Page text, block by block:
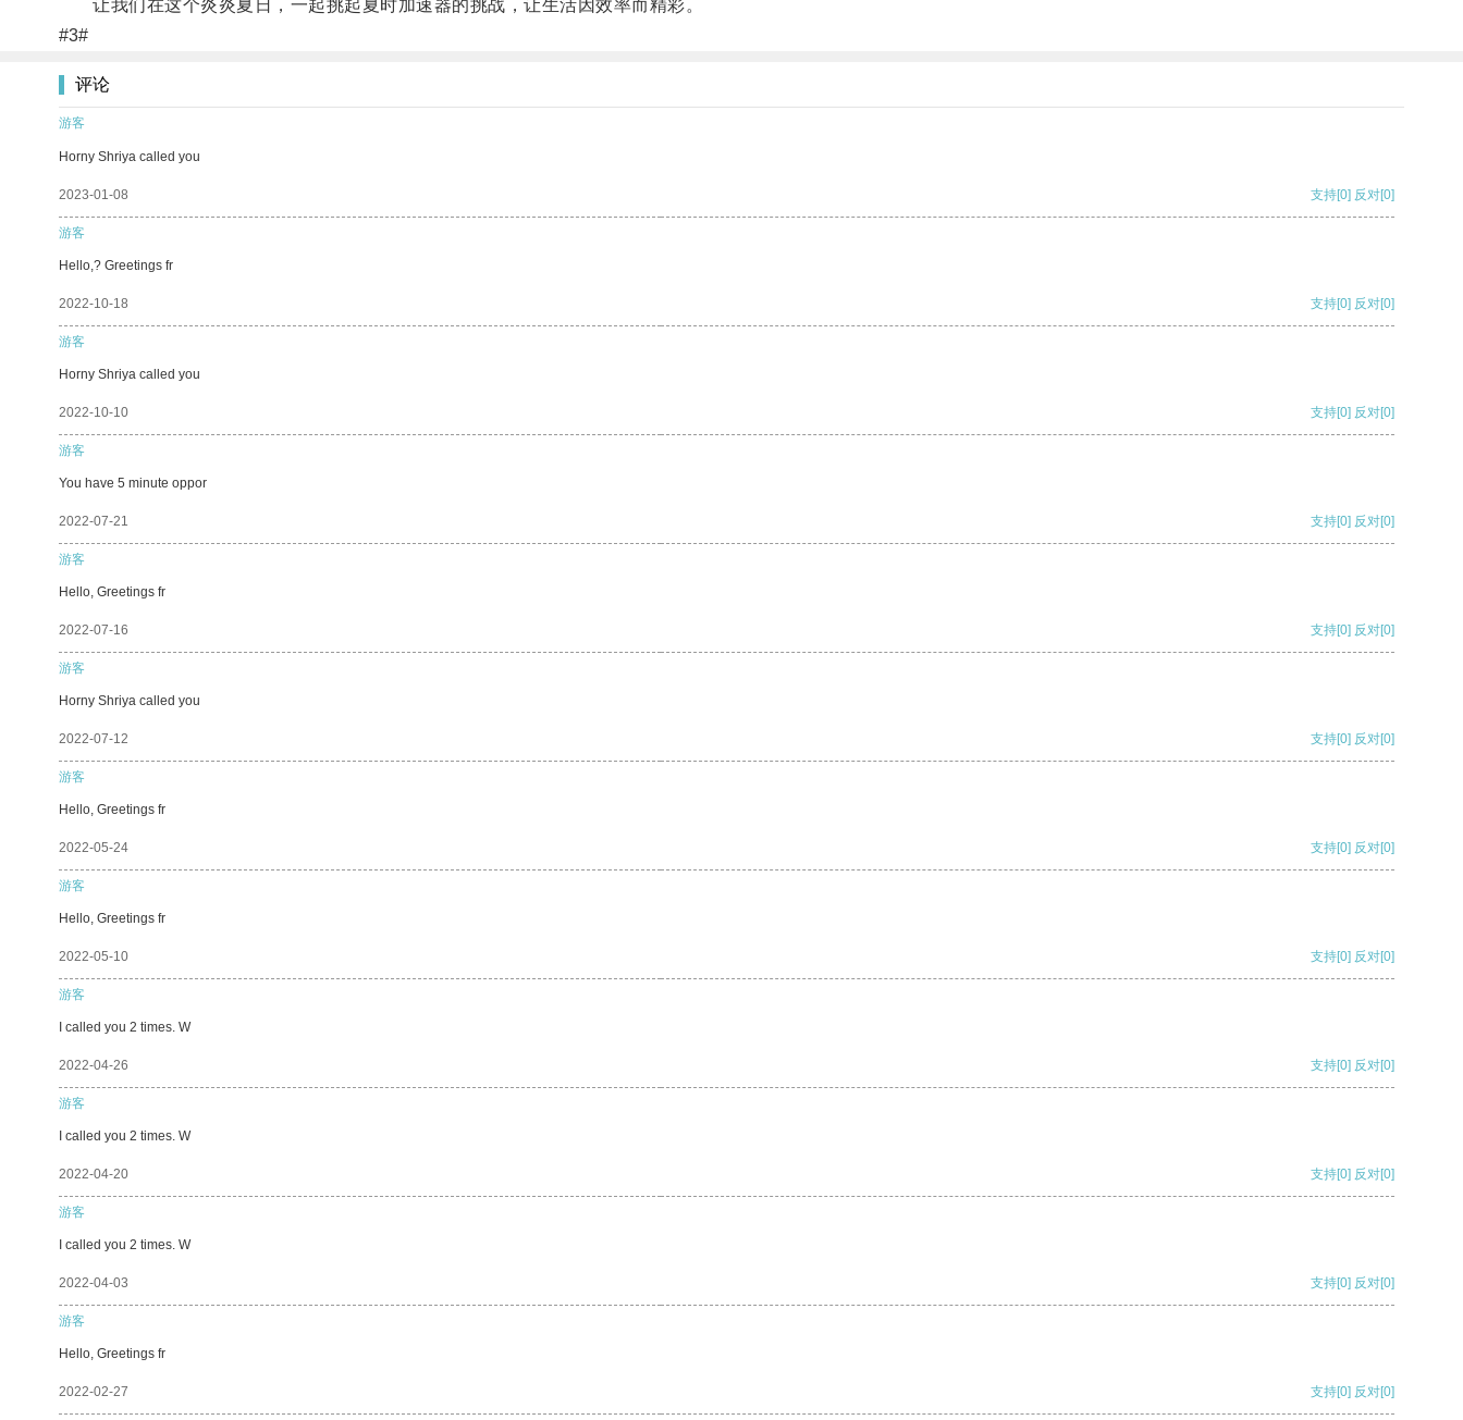
让我们在这个炎炎夏日，一起挑起夏时加速器的挑战，让生活因效率而精彩。
#3#
评论
游客
Horny Shriya called you
2023-01-08 支持[0] 反对[0]
游客
Hello,? Greetings fr
2022-10-18 支持[0] 反对[0]
游客
Horny Shriya called you
2022-10-10 支持[0] 反对[0]
游客
You have 5 minute oppor
2022-07-21 支持[0] 反对[0]
游客
Hello, Greetings fr
2022-07-16 支持[0] 反对[0]
游客
Horny Shriya called you
2022-07-12 支持[0] 反对[0]
游客
Hello, Greetings fr
2022-05-24 支持[0] 反对[0]
游客
Hello, Greetings fr
2022-05-10 支持[0] 反对[0]
游客
I called you 2 times. W
2022-04-26 支持[0] 反对[0]
游客
I called you 2 times. W
2022-04-20 支持[0] 反对[0]
游客
I called you 2 times. W
2022-04-03 支持[0] 反对[0]
游客
Hello, Greetings fr
2022-02-27 支持[0] 反对[0]